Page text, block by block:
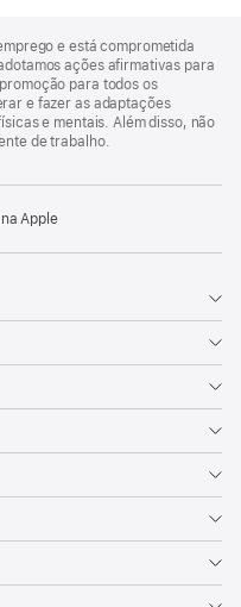
e está comprometida
ações afirmativas para
para todos os
e fazer as adaptações
e mentais. Além disso, não
de trabalho.
Apple